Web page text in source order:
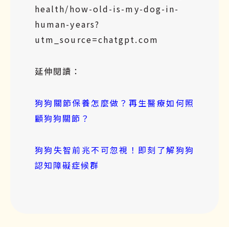
health/how-old-is-my-dog-in-
human-years?
utm_source=chatgpt.com
延伸閱讀：
狗狗關節保養怎麼做？再生醫療如何照
顧狗狗關節？
狗狗失智前兆不可忽視！即刻了解狗狗
認知障礙症候群